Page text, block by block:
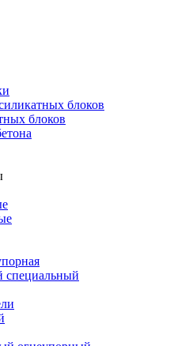
блоков
блоков
специальный